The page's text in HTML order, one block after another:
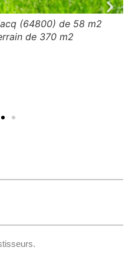
(64800) de 58 m2
de 370 m2